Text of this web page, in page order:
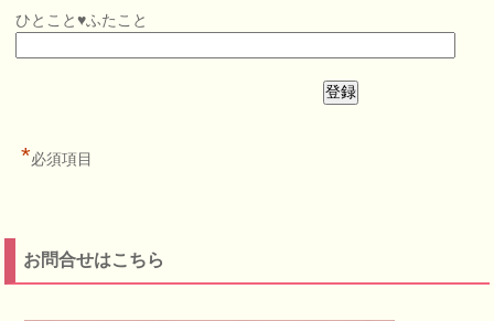
ひとこと♥ふたこと
*必須項目
お問合せはこちら